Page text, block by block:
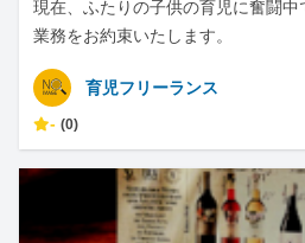
現在、ふたりの子供の育児に奮闘中
業務をお約束いたします。
育児フリーランス
- (0)